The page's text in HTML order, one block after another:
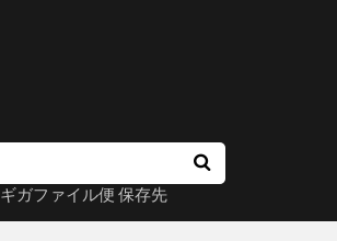
ギガファイル便 保存先